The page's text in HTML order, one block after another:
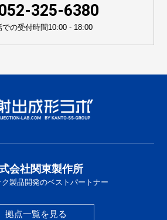
325-6380
での受付時間 10:00 - 18:00
会社関東製作所
製品開発のベストパートナー
拠点一覧を見る